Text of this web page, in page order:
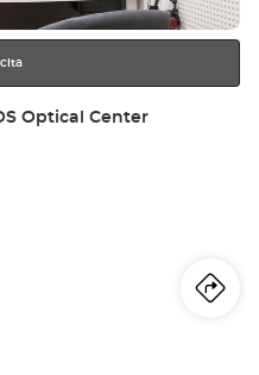
Optical Center
a